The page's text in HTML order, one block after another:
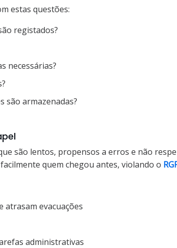
estas questões:
registados?
necessárias?
são armazenadas?
são lentos, propensos a erros e não
quem chegou antes, violando o
atrasam evacuações
administrativas